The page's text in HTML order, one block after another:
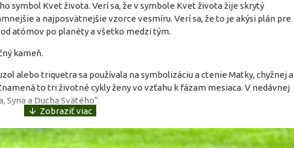
symbol Kvet života. Verí sa, že v symbole Kvet života žije skrytý
a najposvätnejšie vzorce vesmíru. Verí sa, že to je akýsi plán pre
atómov po planéty a všetko medzi tým.
kameň.
alebo triquetra sa používala na symbolizáciu a ctenie Matky, chyžnej a
to tri životné cykly ženy vo vzťahu k fázam mesiaca. V nedávnej
Syna a Ducha Svätého“.